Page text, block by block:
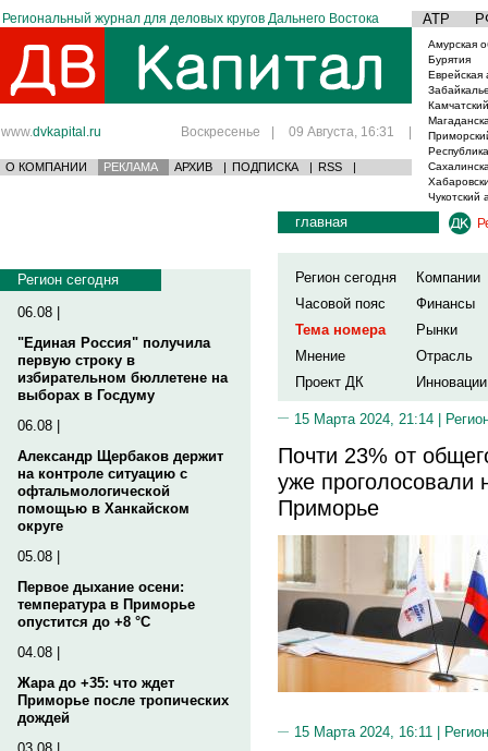
Региональный журнал для деловых кругов Дальнего Востока АТР
www.dvkapital.ru Воскресенье | 09 Августа, 16:31 |
О КОМПАНИИ РЕКЛАМА АРХИВ | ПОДПИСКА | RSS |
Амурская
Бурятия
Еврейская
Чукотский
Регион сегодня
06.08 |
"Единая Россия" получила
первую строку в
избирательном бюллетене на
выборах в Госдуму
06.08 |
Александр Щербаков держит
на контроле ситуацию с
офтальмологической
помощью в Ханкайском
округе
05.08 |
Первое дыхание осени:
температура в Приморье
опустится до +8 °C
04.08 |
Жара до +35: что ждет
Приморье после тропических
дождей
главная
Регион сегодня
Компании
Часовой пояс
Финансы
Тема номера
Рынки
Мнение
Отрасль
Проект ДК
Инновации
15 Марта 2024, 21:14 |
Почти 23% от
уже
Приморье
15 Марта 2024, 16:11 |